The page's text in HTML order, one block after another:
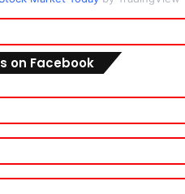
on Facebook